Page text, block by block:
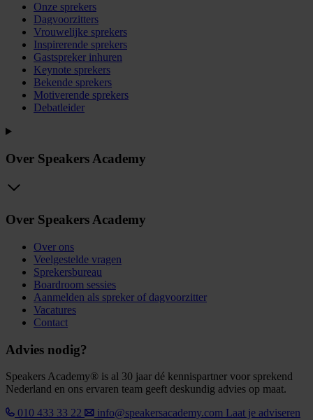
Onze sprekers
Dagvoorzitters
Vrouwelijke sprekers
Inspirerende sprekers
Gastspreker inhuren
Keynote sprekers
Bekende sprekers
Motiverende sprekers
Debatleider
Over Speakers Academy
Over Speakers Academy
Over ons
Veelgestelde vragen
Sprekersbureau
Boardroom sessies
Aanmelden als spreker of dagvoorzitter
Vacatures
Contact
Advies nodig?
Speakers Academy® is al 30 jaar dé kennispartner voor sprekend
Nederland en ons ervaren team geeft deskundig advies op maat.
010 433 33 22
info@speakersacademy.com Laat je adviseren